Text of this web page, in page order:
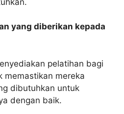
yang diberikan kepada
pelatihan bagi
memastikan mereka
dibutuhkan untuk
dengan baik.